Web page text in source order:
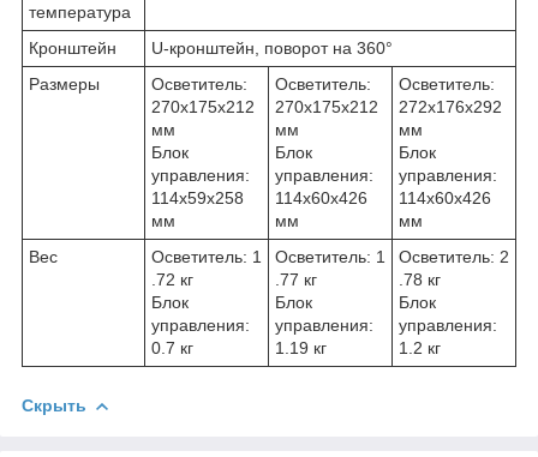
температура
Кронштейн
U-кронштейн, поворот на 360°
Размеры
Осветитель:
270х175x212
мм
Блок
управления:
114х59х258
мм
Осветитель:
270х175x212
мм
Блок
управления:
114х60х426
мм
Осветитель:
272х176x292
мм
Блок
управления:
114х60х426
мм
Вес
Осветитель: 1
.72 кг
Блок
управления:
0.7 кг
Осветитель: 1
.77 кг
Блок
управления:
1.19 кг
Осветитель: 2
.78 кг
Блок
управления:
1.2 кг
Скрыть